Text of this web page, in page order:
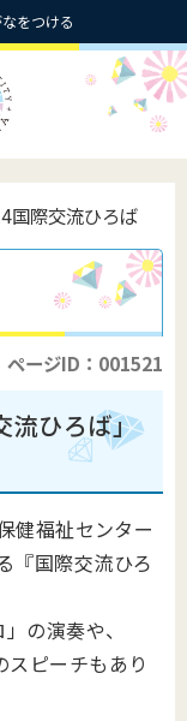
をつける
国際交流ひろば
ページID：001521
流ひろば」
健福祉センター
『国際交流ひろ
の演奏や、
ピーチもあり